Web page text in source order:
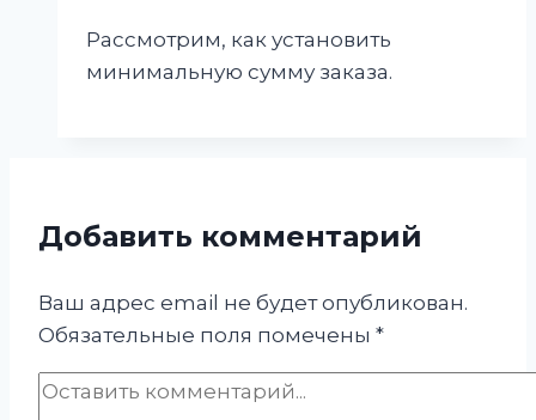
Рассмотрим, как установить
минимальную сумму заказа.
Добавить комментарий
Ваш адрес email не будет опубликован.
Обязательные поля помечены *